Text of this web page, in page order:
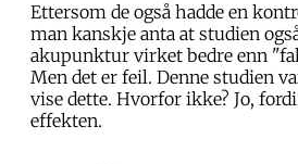
Ettersom de også hadde en
man kanskje anta at studien
akupunktur virket bedre enn
Men det er feil. Denne studien
vise dette. Hvorfor ikke? Jo,
effekten.